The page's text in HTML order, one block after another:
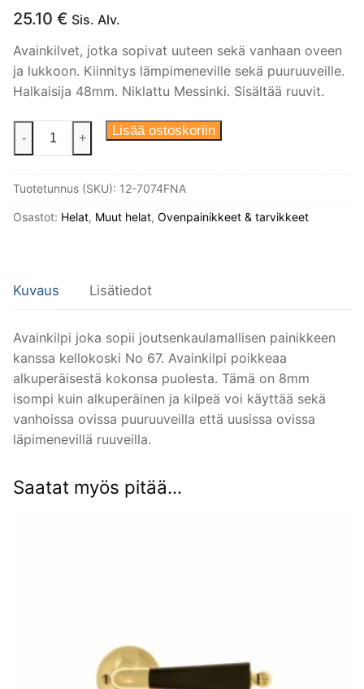
25.10 € Sis. Alv.
Avainkilvet, jotka sopivat uuteen sekä vanhaan oveen
ja lukkoon. Kiinnitys lämpimeneville sekä puuruuveille.
Halkaisija 48mm. Niklattu Messinki. Sisältää ruuvit.
Avainkilvet.
67.
määrä
- + Lisää ostoskoriin
Tuotetunnus (SKU): 12-7074FNA
Osastot: Helat, Muut helat, Ovenpainikkeet & tarvikkeet
Kuvaus Lisätiedot
Avainkilpi joka sopii joutsenkaulamallisen painikkeen
kanssa kellokoski No 67. Avainkilpi poikkeaa
alkuperäisestä kokonsa puolesta. Tämä on 8mm
isompi kuin alkuperäinen ja kilpeä voi käyttää sekä
vanhoissa ovissa puuruuveilla että uusissa ovissa
läpimenevillä ruuveilla.
Saatat myös pitää...